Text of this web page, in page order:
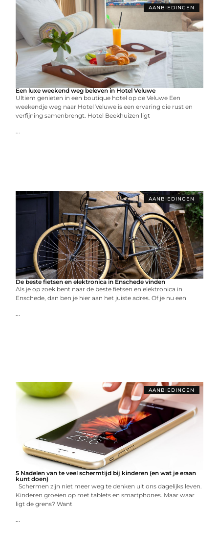
AANBIEDINGEN
Een luxe weekend weg beleven in Hotel Veluwe
Ultiem genieten in een boutique hotel op de Veluwe Een
weekendje weg naar Hotel Veluwe is een ervaring die rust en
verfijning samenbrengt. Hotel Beekhuizen ligt
...
AANBIEDINGEN
De beste fietsen en elektronica in Enschede vinden
Als je op zoek bent naar de beste fietsen en elektronica in
Enschede, dan ben je hier aan het juiste adres. Of je nu een
...
AANBIEDINGEN
5 Nadelen van te veel schermtijd bij kinderen (en wat je eraan
kunt doen)
Schermen zijn niet meer weg te denken uit ons dagelijks leven.
Kinderen groeien op met tablets en smartphones. Maar waar
ligt de grens? Want
...